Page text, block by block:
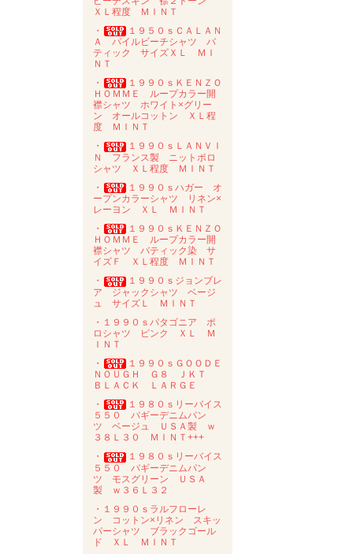
ＸＬ程度 ＭＩＮＴ
・
１９５０ｓＣＡＬＡＮ
Ａ パイルビーチシャツ バ
ティック サイズＸＬ ＭＩ
ＮＴ
・
１９９０ｓＫＥＮＺＯ
ＨＯＭＭＥ ループカラー開
襟シャツ ホワイト×グリー
ン オールコットン ＸＬ程
度 ＭＩＮＴ
・
１９９０ｓＬＡＮＶＩ
Ｎ フランス製 ニットポロ
シャツ ＸＬ程度 ＭＩＮＴ
・
１９９０ｓハガー オ
ープンカラーシャツ リネン×
レーヨン ＸＬ ＭＩＮＴ
・
１９９０ｓＫＥＮＺＯ
ＨＯＭＭＥ ループカラー開
襟シャツ バティック染 サ
イズＦ ＸＬ程度 ＭＩＮＴ
・
１９９０ｓジョンブレ
ア ジャックシャツ ベージ
ュ サイズＬ ＭＩＮＴ
・１９９０ｓパタゴニア ポ
ロシャツ ピンク ＸＬ Ｍ
ＩＮＴ
・
１９９０ｓＧＯＯＤＥ
ＮＯＵＧＨ Ｇ８ ＪＫＴ
ＢＬＡＣＫ ＬＡＲＧＥ
・
１９８０ｓリーバイス
５５０ バギーデニムパン
ツ ベージュ ＵＳＡ製 ｗ
３８Ｌ３０ ＭＩＮＴ+++
・
１９８０ｓリーバイス
５５０ バギーデニムパン
ツ モスグリーン ＵＳＡ
製 ｗ３６Ｌ３２
・１９９０ｓラルフローレ
ン コットン×リネン スキッ
パーシャツ ブラックゴール
ド ＸＬ ＭＩＮＴ